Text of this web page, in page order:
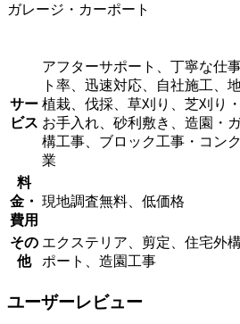
ガレージ・カーポート
サー
ビス
アフターサポート、丁寧な仕
ト率、迅速対応、自社施工、
植栽、伐採、草刈り、芝刈り
お手入れ、砂利敷き、造園・
構工事、ブロック工事・コン
業
料
金・
費用
現地調査無料、低価格
その
他
エクステリア、剪定、住宅外
ポート、造園工事
ユーザーレビュー